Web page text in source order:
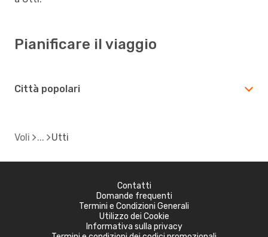
Pianificare il viaggio
Città popolari
Voli Utti
Contatti
Domande frequenti
Termini e Condizioni Generali
Utilizzo dei Cookie
Informativa sulla privacy